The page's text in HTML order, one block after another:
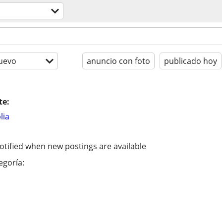
anuncio con foto publicado hoy
when new postings are available